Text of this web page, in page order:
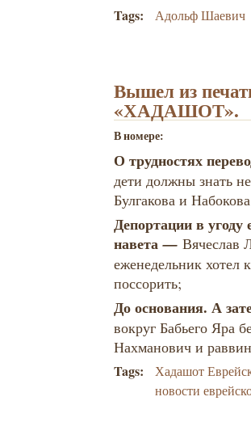
Tags:
Адольф Шаевич
Вышел из
«ХАДАШОТ».
В номере:
О трудностях
дети должны знать
Булгакова и
Депортации в
навета— Вячеслав
еженедельник хотел
поссорить;
До основания. А
вокруг Бабьего Яра
Нахманович и
Tags:
Хадашот
новости